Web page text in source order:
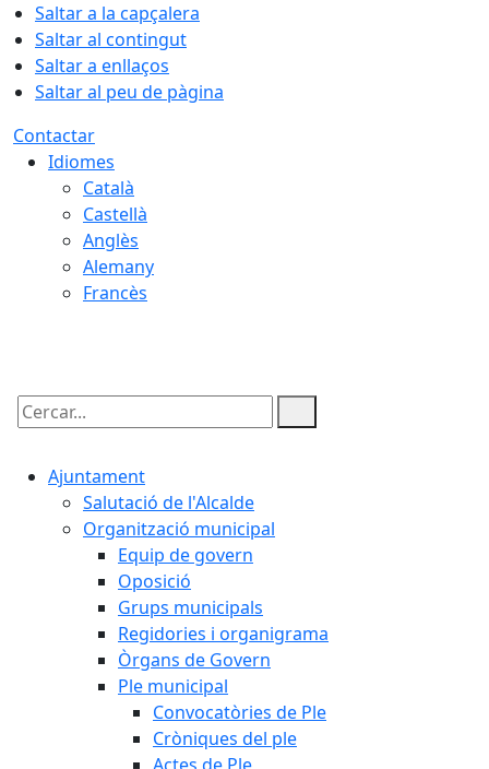
Saltar a la capçalera
Saltar al contingut
Saltar a enllaços
Saltar al peu de pàgina
Contactar
Idiomes
Català
Castellà
Anglès
Alemany
Francès
Cercar:
Ajuntament
Salutació de l'Alcalde
Organització municipal
Equip de govern
Oposició
Grups municipals
Regidories i organigrama
Òrgans de Govern
Ple municipal
Convocatòries de Ple
Cròniques del ple